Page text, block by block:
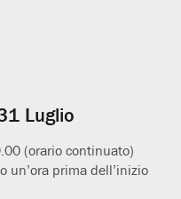
Luglio
(orario continuato)
un’ora prima dell’inizio